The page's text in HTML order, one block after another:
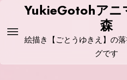
YukieGotohアニ
森
絵描き【ごとうゆきえ】の
グです